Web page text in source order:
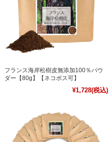
フランス海岸松樹皮無添加100％パウ
ダー【80g】【ネコポス可】
¥1,728(税込)